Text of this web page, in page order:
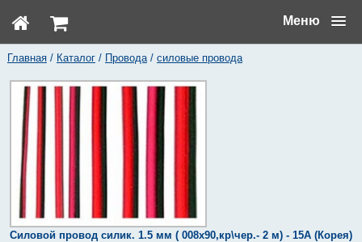
Меню
Главная/ Каталог/ Провода/ силовые провода
Силовой провод силик. 1.5 мм ( 008х90,кр\чер.- 2 м) - 15А (Корея)